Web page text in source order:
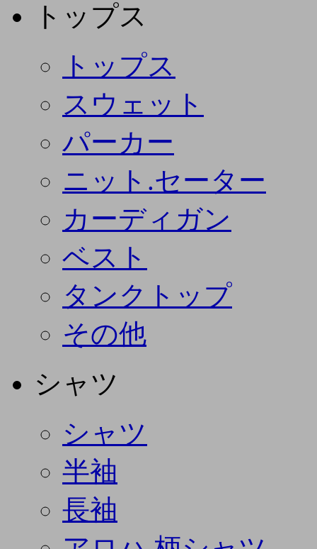
トップス
トップス
スウェット
パーカー
ニット.セーター
カーディガン
ベスト
タンクトップ
その他
シャツ
シャツ
半袖
長袖